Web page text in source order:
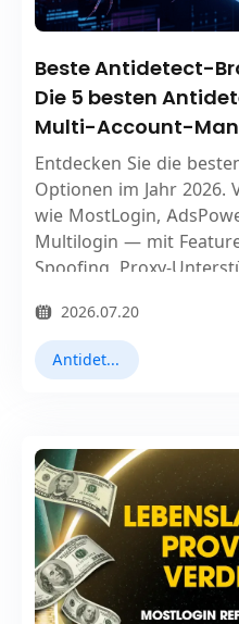
Beste Antidetect-
Die 5 besten
Multi-Account-
Online-
Entdecken Sie die
Optionen im Jahr 2026.
wie MostLogin,
Multilogin — mit
Spoofing, Proxy-
Konten und Ihrer
2026.07.20
Antidetect-Browser